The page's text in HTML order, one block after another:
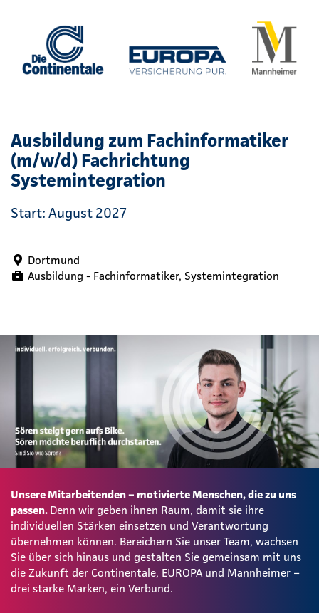
Ausbildung zum Fachinformatiker
(m/w/d) Fachrichtung
Systemintegration
Start: August 2027
Dortmund
Ausbildung - Fachinformatiker, Systemintegration
Unsere Mitarbeitenden – motivierte Menschen, die zu uns
passen. Denn wir geben ihnen Raum, damit sie ihre
individuellen Stärken einsetzen und Verantwortung
übernehmen können. Bereichern Sie unser Team, wachsen
Sie über sich hinaus und gestalten Sie gemeinsam mit uns
die Zukunft der Continentale, EUROPA und Mannheimer –
drei starke Marken, ein Verbund.